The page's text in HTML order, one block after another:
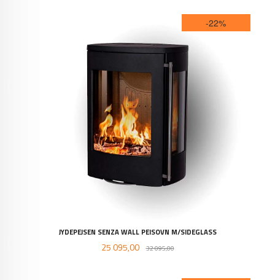
JYDEPEJSEN SENZA WALL PEISOVN M/SIDEGLASS
Tilbud
25 095,00 32 095,00Rabatt
-22%